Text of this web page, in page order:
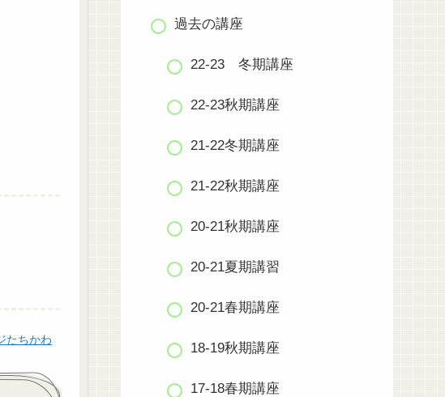
たちかわ
過去の講座
22-23 冬期講座
22-23秋期講座
21-22冬期講座
21-22秋期講座
20-21秋期講座
20-21夏期講習
20-21春期講座
18-19秋期講座
17-18春期講座